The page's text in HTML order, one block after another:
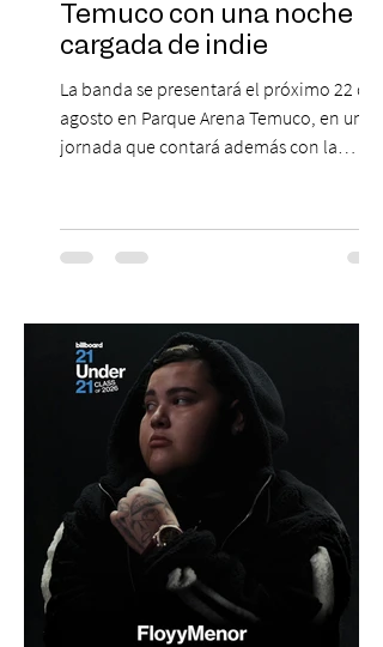
Temuco con una noche
cargada de indie
La banda se presentará el próximo 22 de
agosto en Parque Arena Temuco, en una
jornada que contará además con la
agosto, el Parque Arena Temuco será
escenario de una noche dedicada al indie
banda que llegará a la capital de La
Araucanía para ofrecer un show cargado
de energía, guitarras y canciones que han
marcado su breve pero exitosa trayectoria.